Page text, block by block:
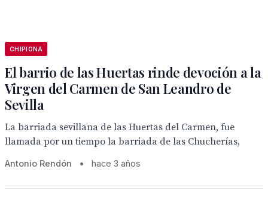
CHIPIONA
El barrio de las Huertas rinde devoción a la
Virgen del Carmen de San Leandro de
Sevilla
La barriada sevillana de las Huertas del Carmen, fue
llamada por un tiempo la barriada de las Chucherías,
Antonio Rendón • hace 3 años